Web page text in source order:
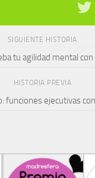
SIGUIENTE HISTORIA
tu agilidad mental con
HISTORIA PREVIA
funciones ejecutivas